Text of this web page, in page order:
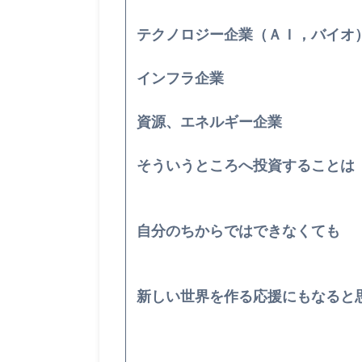
テクノロジー企業（ＡＩ，バイオ）
インフラ企業
資源、エネルギー企業
そういうところへ投資することは
自分のちからではできなくても
新しい世界を作る応援にもなると